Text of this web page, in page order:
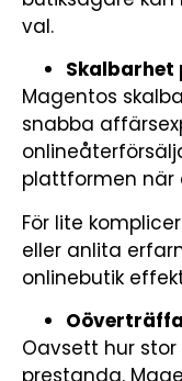
val.
Skalbarhet
Magentos
snabba
plattformen när
För lite
eller anlita
onlinebutik
Oavsett hur